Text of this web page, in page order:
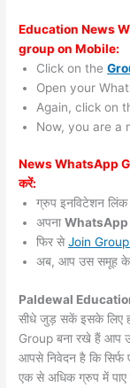
Education News
group on Mobile:
Click on the
Open your
Again, click on
Now, you are a
News WhatsApp
करें:
ग्रुप इनविटेशन
अपनाWhatsApp
फिर सेJoin
अब, आप उस समूह के
Paldewal
सीधे जुड़ सकें इसके लिए
Group बना रखे हैं
आपसे निवेदन है कि
एक से अधिक ग्रुप में पाए